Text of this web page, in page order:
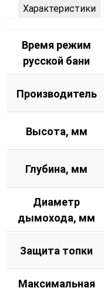
Характеристики
Время режим
русской бани
Производитель
Высота, мм
Глубина, мм
Диаметр
дымохода, мм
Защита топки
Максимальная